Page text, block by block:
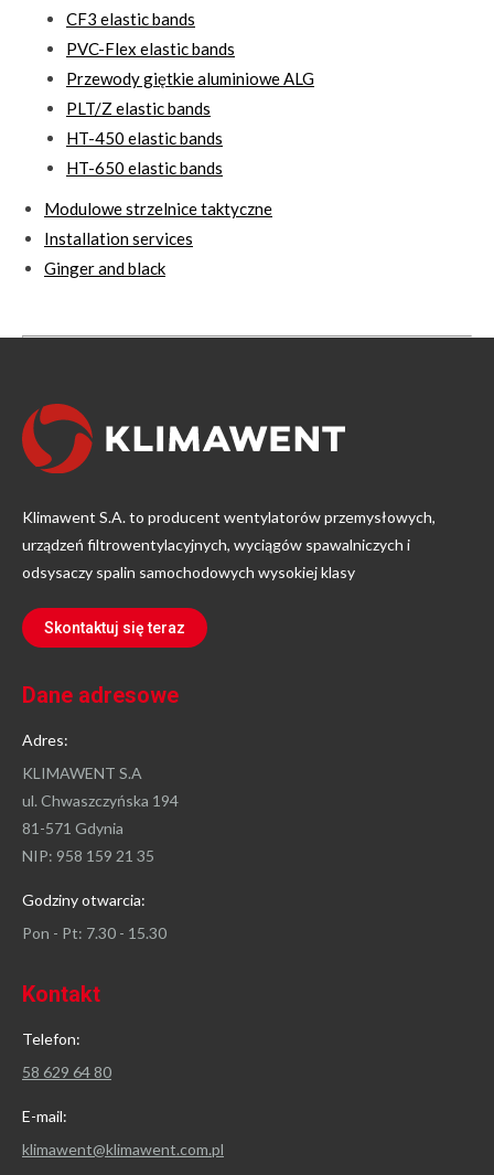
CF3 elastic bands
PVC-Flex elastic bands
Przewody giętkie aluminiowe ALG
PLT/Z elastic bands
HT-450 elastic bands
HT-650 elastic bands
Modulowe strzelnice taktyczne
Installation services
Ginger and black
Klimawent S.A. to producent wentylatorów przemysłowych,
urządzeń filtrowentylacyjnych, wyciągów spawalniczych i
odsysaczy spalin samochodowych wysokiej klasy
Skontaktuj się teraz
Dane adresowe
Adres:
KLIMAWENT S.A
ul. Chwaszczyńska 194
81-571 Gdynia
NIP: 958 159 21 35
Godziny otwarcia:
Pon - Pt: 7.30 - 15.30
Kontakt
Telefon:
58 629 64 80
E-mail:
klimawent@klimawent.com.pl